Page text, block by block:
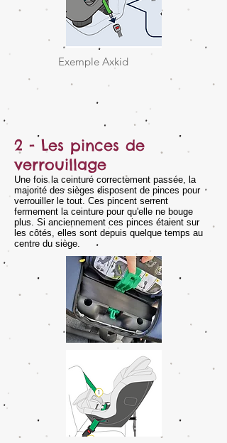
Exemple Axkid
2 - Les pinces de
verrouillage
Une fois la ceinturé correctement passée, la
majorité des sièges disposent de pinces pour
verrouiller le tout. Ces pincent serrent
fermement la ceinture pour qu'elle ne bouge
plus. Si anciennement ces pinces étaient sur
les côtés, elles sont depuis quelque temps au
centre du siège.